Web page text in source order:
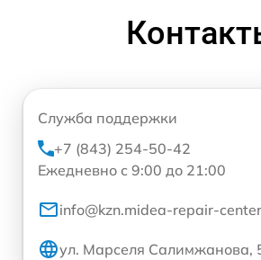
Служба поддержки
+7 (843) 254-50-42
Ежедневно с 9:00 до 21:00
info@kzn.midea-repair-
ул. Марселя Салимжанова,